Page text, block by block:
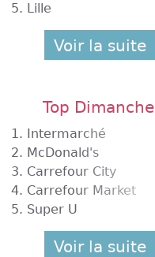
5. Lille
Voir la suite
Top Dimanche
1. Intermarché
2. McDonald's
3. Carrefour City
4. Carrefour Market
5. Super U
Voir la suite